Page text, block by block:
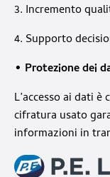
3. Incremento
4. Supporto
• Protezione dei
L’accesso ai dati
cifratura usato
informazioni in